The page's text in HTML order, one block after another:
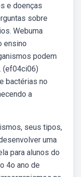
e doenças
sobre
Webuma
ensino
podem
(ef04ci06)
bactérias no
a
seus tipos,
uma
para alunos do
4o ano de